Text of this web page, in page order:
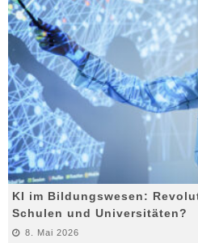
KI im Bildungswesen:
Schulen und Universitäten?
8. Mai 2026